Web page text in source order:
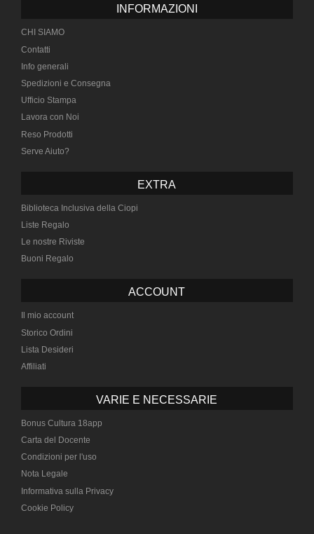
INFORMAZIONI
CHI SIAMO
Contatti
Info generali
Spedizioni e Consegna
Ufficio Stampa
Lavora con Noi
Reso Prodotti
Serve Aiuto?
EXTRA
Biblioteca Inclusiva della Ciopi
Liste Regalo
Le nostre Riviste
Buoni Regalo
ACCOUNT
Il mio account
Storico Ordini
Lista Desideri
Affiliati
VARIE E NECESSARIE
Bonus Cultura 18app
Carta del Docente
Condizioni per l'uso
Nota Legale
Informativa sulla Privacy
Cookie Policy